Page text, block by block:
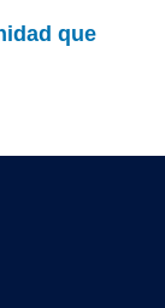
que